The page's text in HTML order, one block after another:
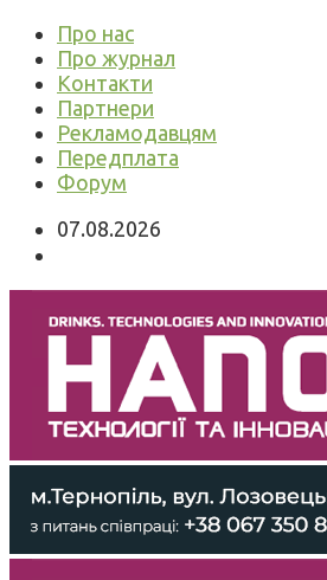
Про нас
Про журнал
Контакти
Партнери
Рекламодавцям
Передплата
Форум
07.08.2026